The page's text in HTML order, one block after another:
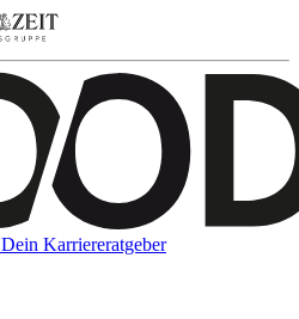
Dein Karriereratgeber